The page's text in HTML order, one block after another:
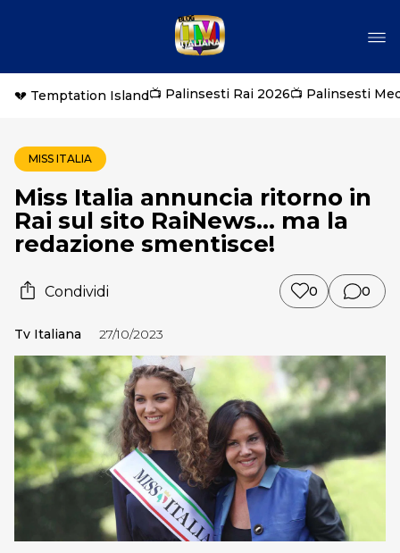
💔 Temptation Island📺 Palinsesti Rai 2026📺 Palinsesti
MISS ITALIA
Miss Italia annuncia ritorno in
Rai sul sito RaiNews… ma la
redazione smentisce!
Condividi 0 0
Tv Italiana 27/10/2023